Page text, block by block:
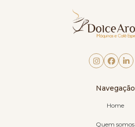
Navegação
Home
Quem somos